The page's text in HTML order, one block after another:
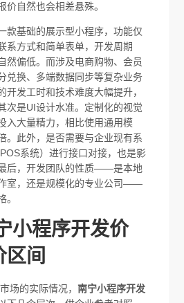
价自然也会相差悬殊。
款基础的展示型小程序，功能仅
系方式和简单表单，开发周期
然偏低。而涉及电商购物、会员
兑换、多端数据同步等复杂业务
开发工时和技术难度大幅提升，
次是UI设计水准。定制化的视觉
入大量精力，相比使用通用模
。此外，是否需要与企业现有系
系统）进行接口对接，也是影
后，开发团队的性质——是本地
室，还是规模化的专业公司——
。
小程序开发价
间
场的实际情况，南宁小程序开发